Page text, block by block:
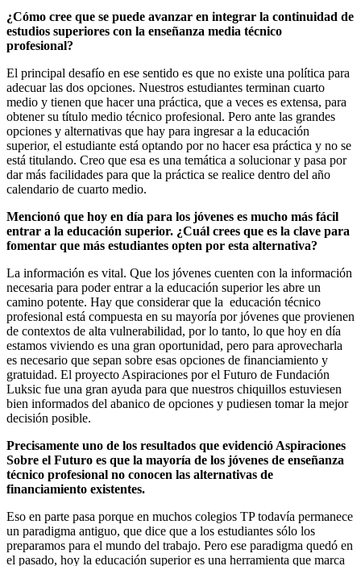
¿Cómo cree que se puede avanzar en integrar la continuidad de
estudios superiores con la enseñanza media técnico
profesional?
El principal desafío en ese sentido es que no existe una política para
adecuar las dos opciones. Nuestros estudiantes terminan cuarto
medio y tienen que hacer una práctica, que a veces es extensa, para
obtener su título medio técnico profesional. Pero ante las grandes
opciones y alternativas que hay para ingresar a la educación
superior, el estudiante está optando por no hacer esa práctica y no se
está titulando. Creo que esa es una temática a solucionar y pasa por
dar más facilidades para que la práctica se realice dentro del año
calendario de cuarto medio.
Mencionó que hoy en día para los jóvenes es mucho más fácil
entrar a la educación superior. ¿Cuál crees que es la clave para
fomentar que más estudiantes opten por esta alternativa?
La información es vital. Que los jóvenes cuenten con la información
necesaria para poder entrar a la educación superior les abre un
camino potente. Hay que considerar que la educación técnico
profesional está compuesta en su mayoría por jóvenes que provienen
de contextos de alta vulnerabilidad, por lo tanto, lo que hoy en día
estamos viviendo es una gran oportunidad, pero para aprovecharla
es necesario que sepan sobre esas opciones de financiamiento y
gratuidad. El proyecto Aspiraciones por el Futuro de Fundación
Luksic fue una gran ayuda para que nuestros chiquillos estuviesen
bien informados del abanico de opciones y pudiesen tomar la mejor
decisión posible.
Precisamente uno de los resultados que evidenció Aspiraciones
Sobre el Futuro es que la mayoría de los jóvenes de enseñanza
técnico profesional no conocen las alternativas de
financiamiento existentes.
Eso en parte pasa porque en muchos colegios TP todavía permanece
un paradigma antiguo, que dice que a los estudiantes sólo los
preparamos para el mundo del trabajo. Pero ese paradigma quedó en
el pasado, hoy la educación superior es una herramienta que marca